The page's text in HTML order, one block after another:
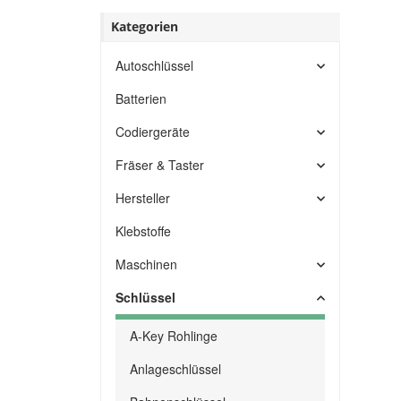
Kategorien
Autoschlüssel
Batterien
Codiergeräte
Fräser & Taster
Hersteller
Klebstoffe
Maschinen
Schlüssel
A-Key Rohlinge
Anlageschlüssel